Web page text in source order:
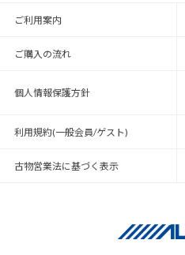
ご利用案内
ご購入の流れ
個人情報保護方針
利用規約(一般会員/ゲスト)
古物営業法に基づく表示